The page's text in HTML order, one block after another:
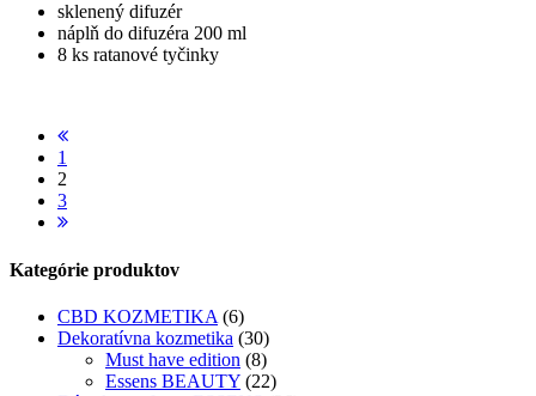
sklenený difuzér
náplň do difuzéra 200 ml
8 ks ratanové tyčinky
1
2
3
Kategórie produktov
CBD KOZMETIKA (6)
Dekoratívna kozmetika (30)
Must have edition (8)
Essens BEAUTY (22)